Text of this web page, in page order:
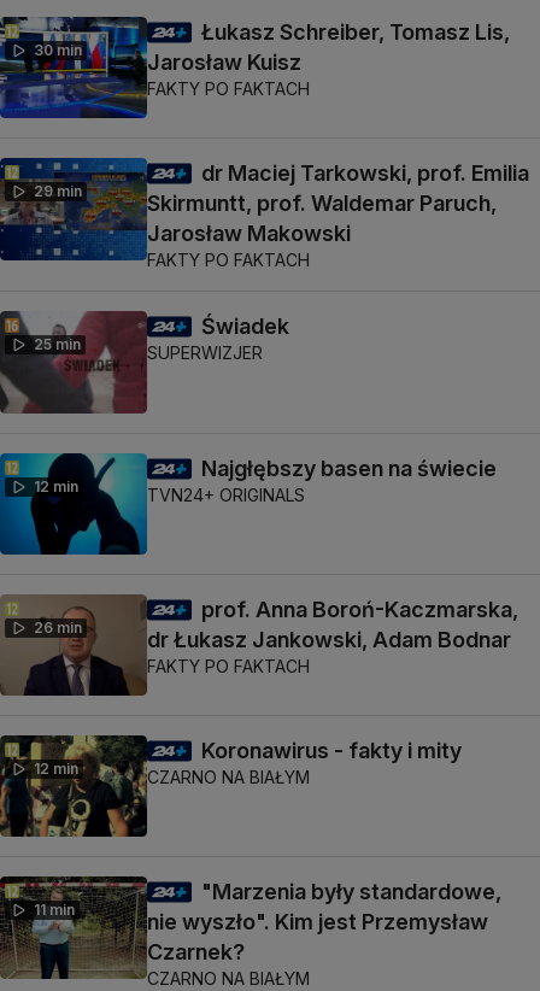
30 min
Łukasz Schreiber, Tomasz Lis,
Jarosław Kuisz
FAKTY PO FAKTACH
29 min
dr Maciej Tarkowski, prof. Emilia
Skirmuntt, prof. Waldemar Paruch,
Jarosław Makowski
FAKTY PO FAKTACH
25 min
Świadek
SUPERWIZJER
12 min
Najgłębszy basen na świecie
TVN24+ ORIGINALS
26 min
prof. Anna Boroń-Kaczmarska,
dr Łukasz Jankowski, Adam Bodnar
FAKTY PO FAKTACH
12 min
Koronawirus - fakty i mity
CZARNO NA BIAŁYM
11 min
"Marzenia były standardowe,
nie wyszło". Kim jest Przemysław
Czarnek?
CZARNO NA BIAŁYM